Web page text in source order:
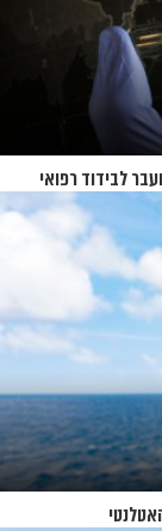
לבידוד רפואי